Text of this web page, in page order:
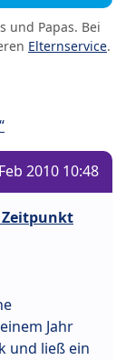
und Papas. Bei
Elternservice.
2010 10:48
Zeitpunkt
Jahr
und ließ ein